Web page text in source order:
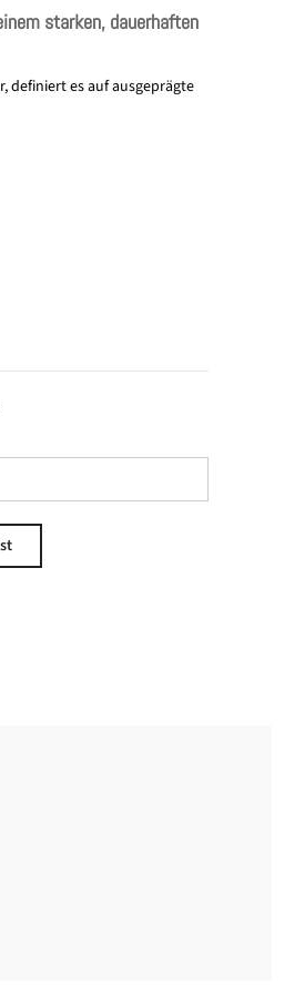
starken, dauerhaften
definiert es auf ausgeprägte